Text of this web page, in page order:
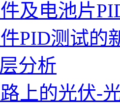
及电池片
PID测试的
分析
上的光伏-